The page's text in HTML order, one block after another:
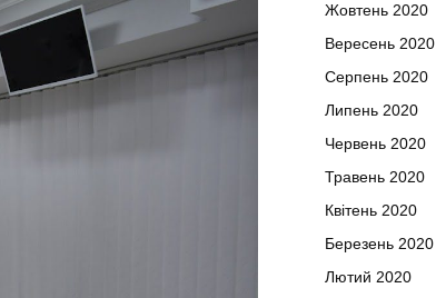
Жовтень 2020
Вересень 2020
Серпень 2020
Липень 2020
Червень 2020
Травень 2020
Квітень 2020
Березень 2020
Лютий 2020